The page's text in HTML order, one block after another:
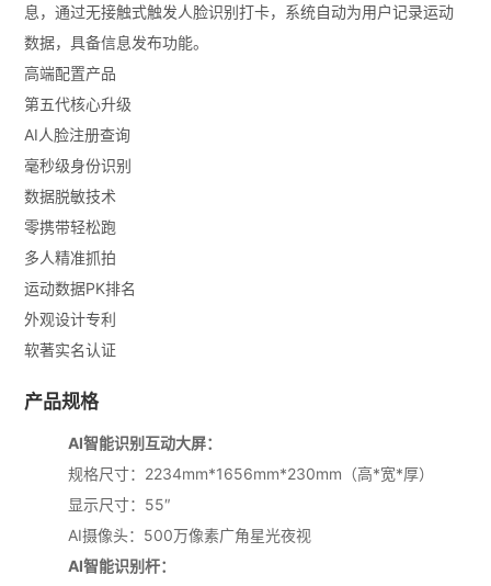
息，通过无接触式触发人脸识别打卡，系统自动为用户记录运动
数据，具备信息发布功能。
高端配置产品
第五代核心升级
AI人脸注册查询
毫秒级身份识别
数据脱敏技术
零携带轻松跑
多人精准抓拍
运动数据PK排名
外观设计专利
软著实名认证
产品规格
AI智能识别互动大屏：
规格尺寸：2234mm*1656mm*230mm（高*宽*厚）
显示尺寸：55″
AI摄像头：500万像素广角星光夜视
AI智能识别杆：